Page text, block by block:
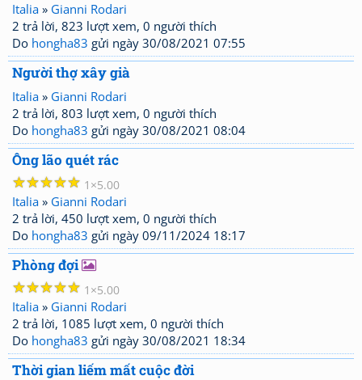
Italia » Gianni Rodari
2 trả lời, 823 lượt xem, 0 người thích
Do hongha83 gửi ngày 30/08/2021 07:55
Người thợ xây già
Italia » Gianni Rodari
2 trả lời, 803 lượt xem, 0 người thích
Do hongha83 gửi ngày 30/08/2021 08:04
Ông lão quét rác
☆
☆
☆
☆
☆ 1 5.00
Italia » Gianni Rodari
2 trả lời, 450 lượt xem, 0 người thích
Do hongha83 gửi ngày 09/11/2024 18:17
Phòng đợi
☆
☆
☆
☆
☆ 1 5.00
Italia » Gianni Rodari
2 trả lời, 1085 lượt xem, 0 người thích
Do hongha83 gửi ngày 30/08/2021 18:34
Thời gian liếm mất cuộc đời